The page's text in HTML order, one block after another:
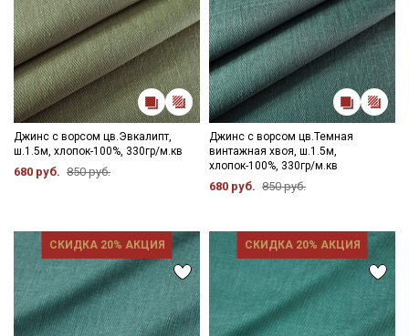
Джинс с ворсом цв.Эвкалипт,
ш.1.5м, хлопок-100%, 330гр/м.кв
680 руб. 850 руб.
Джинс с ворсом цв.Темная
винтажная хвоя, ш.1.5м,
хлопок-100%, 330гр/м.кв
680 руб. 850 руб.
СКИДКА 20% АКЦИЯ СКИДКА 20% АКЦИЯ